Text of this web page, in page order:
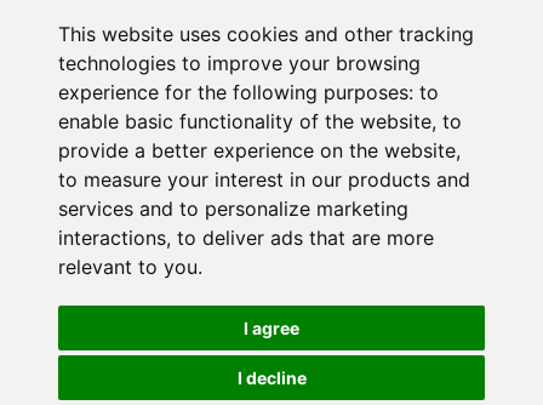
This website uses cookies and other tracking
technologies to improve your browsing
experience for the following purposes: to
enable basic functionality of the website, to
provide a better experience on the website,
to measure your interest in our products and
services and to personalize marketing
interactions, to deliver ads that are more
relevant to you.
I agree
I decline
Duo Belgique
DUO en France
Duo Pays-Bas
Politique de confidentialité
Paramètres des cookies